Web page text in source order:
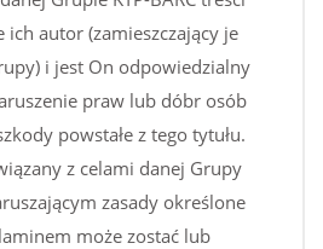
ich autor (zamieszczający je
i jest On odpowiedzialny
praw lub dóbr osób
powstałe z tego tytułu.
z celami danej Grupy
zasady określone
może zostać lub